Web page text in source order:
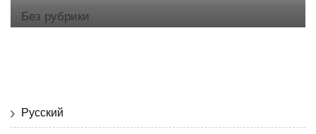
Без рубрики
Русский